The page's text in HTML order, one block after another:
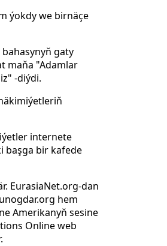
ýokdy we birnäçe
gaty
maňa "Adamlar
-diýdi.
internete
başga bir kafede
EurasiaNet.org-dan
hem
Amerikanyň sesine
Online web